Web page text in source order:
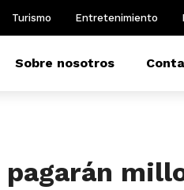
Turismo Entretenimiento
Sobre nosotros
pagarán